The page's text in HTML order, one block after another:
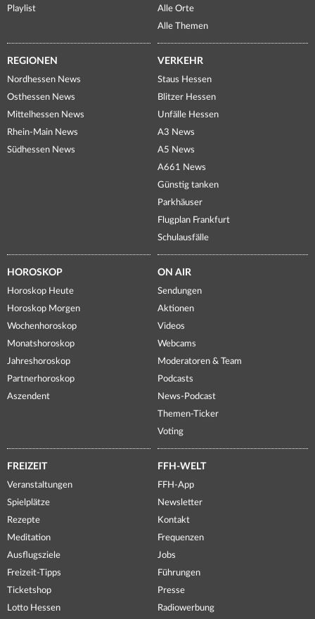
Playlist
Alle Orte
Alle Themen
REGIONEN
Nordhessen News
Osthessen News
Mittelhessen News
Rhein-Main News
Südhessen News
VERKEHR
Staus Hessen
Blitzer Hessen
Unfälle Hessen
A3 News
A5 News
A661 News
Günstig tanken
Parkhäuser
Flugplan Frankfurt
Schulausfälle
HOROSKOP
Horoskop Heute
Horoskop Morgen
Wochenhoroskop
Monatshoroskop
Jahreshoroskop
Partnerhoroskop
Aszendent
ON AIR
Sendungen
Aktionen
Videos
Webcams
Moderatoren & Team
Podcasts
News-Podcast
Themen-Ticker
Voting
FREIZEIT
Veranstaltungen
Spielplätze
Rezepte
Meditation
Ausflugsziele
Freizeit-Tipps
Ticketshop
Lotto Hessen
FFH-WELT
FFH-App
Newsletter
Kontakt
Frequenzen
Jobs
Führungen
Presse
Radiowerbung